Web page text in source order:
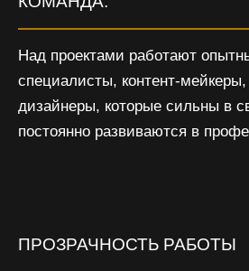
Над проектами работают
специалисты, контент-мейкеры,
дизайнеры, которые сильны в
постоянно развиваются в
ПРОЗРАЧНОСТЬ РАБОТЫ